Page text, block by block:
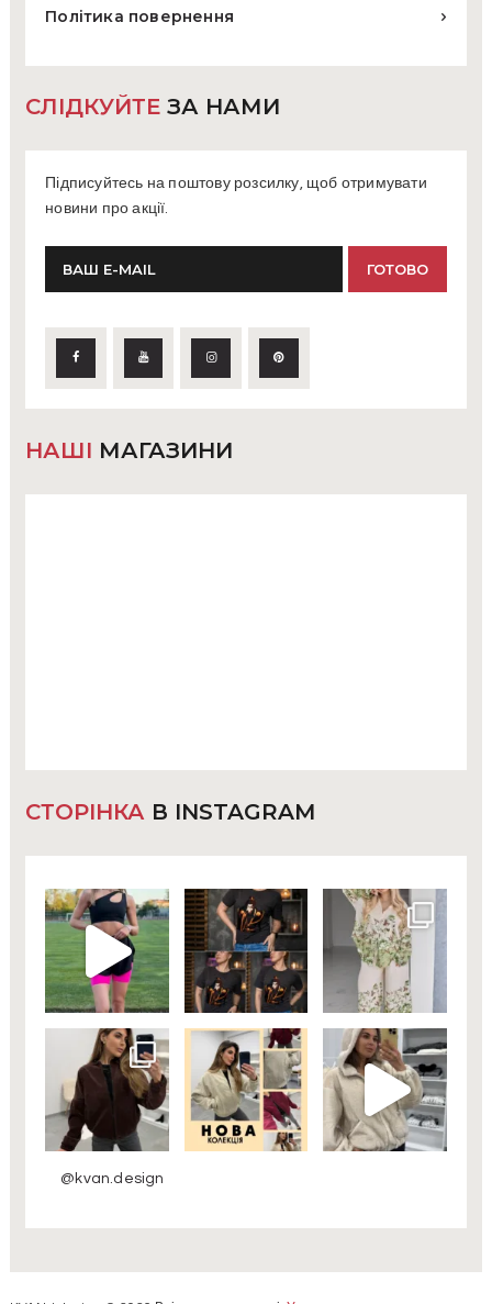
Політика повернення
СЛІДКУЙТЕ ЗА НАМИ
Підписуйтесь на поштову розсилку, щоб отримувати
новини про акції.
НАШІ МАГАЗИНИ
СТОРІНКА В INSTAGRAM
@kvan.design